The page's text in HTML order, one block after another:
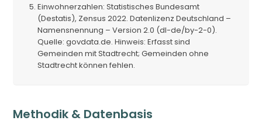
Einwohnerzahlen: Statistisches Bundesamt
(Destatis), Zensus 2022. Datenlizenz Deutschland –
Namensnennung – Version 2.0 (dl-de/by-2-0).
Quelle: govdata.de. Hinweis: Erfasst sind
Gemeinden mit Stadtrecht; Gemeinden ohne
Stadtrecht können fehlen.
Methodik & Datenbasis